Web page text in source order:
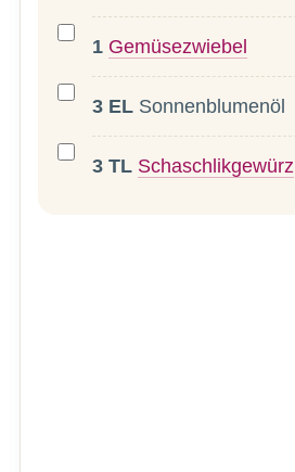
1 Gemüsezwiebel
3 EL Sonnenblumenöl
3 TL Schaschlikgewürz